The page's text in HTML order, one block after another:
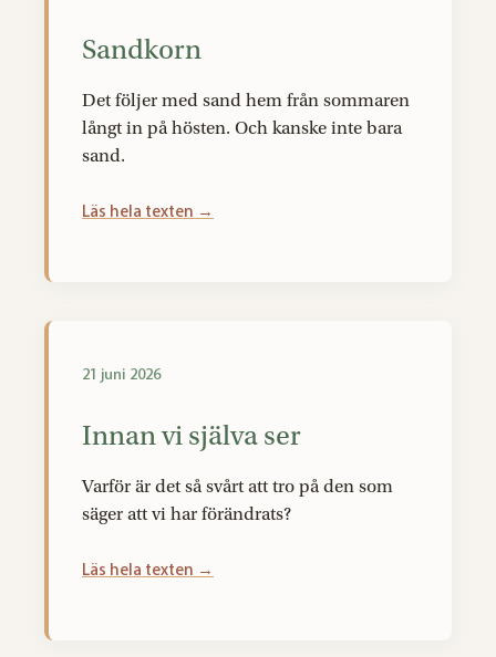
Sandkorn
Det följer med sand hem från sommaren
långt in på hösten. Och kanske inte bara
sand.
Läs hela texten →
Innan vi själva ser
Varför är det så svårt att tro på den som
säger att vi har förändrats?
Läs hela texten →
21 juni 2026